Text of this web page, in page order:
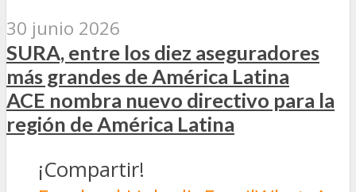
30 junio 2026
SURA, entre los diez aseguradores
más grandes de América Latina
ACE nombra nuevo directivo para la
región de América Latina
¡Compartir!